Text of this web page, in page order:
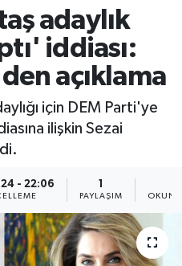
adaylık
iddiası:
açıklama
için DEM Parti'ye
ilişkin Sezai
- 22:06 1
PAYLAŞIM